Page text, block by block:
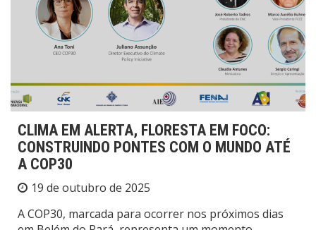
CLIMA EM ALERTA, FLORESTA EM FOCO:
CONSTRUINDO PONTES COM O MUNDO ATÉ
A COP30
19 de outubro de 2025
A COP30, marcada para ocorrer nos próximos dias